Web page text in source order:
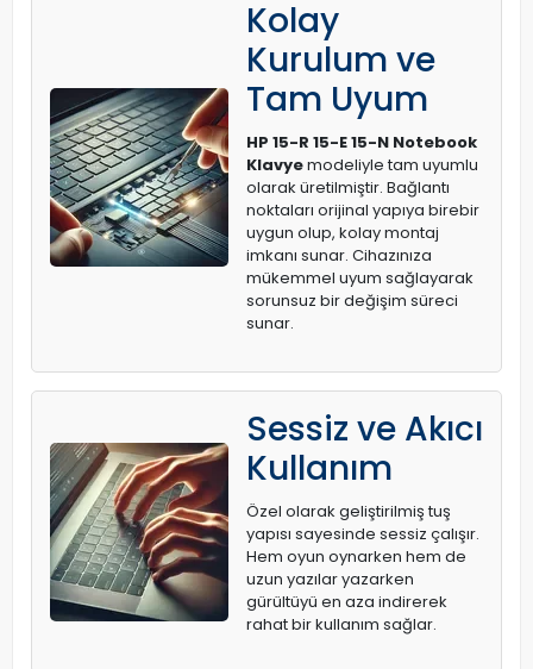
Kolay
Kurulum ve
Tam Uyum
HP 15-R 15-E 15-N Notebook
Klavyemodeliyle tam uyumlu
olarak üretilmiştir. Bağlantı
noktaları orijinal yapıya birebir
uygun olup, kolay montaj
imkanı sunar. Cihazınıza
mükemmel uyum sağlayarak
sorunsuz bir değişim süreci
sunar.
Sessiz ve Akıcı
Kullanım
Özel olarak geliştirilmiş tuş
yapısı sayesinde sessiz çalışır.
Hem oyun oynarken hem de
uzun yazılar yazarken
gürültüyü en aza indirerek
rahat bir kullanım sağlar.